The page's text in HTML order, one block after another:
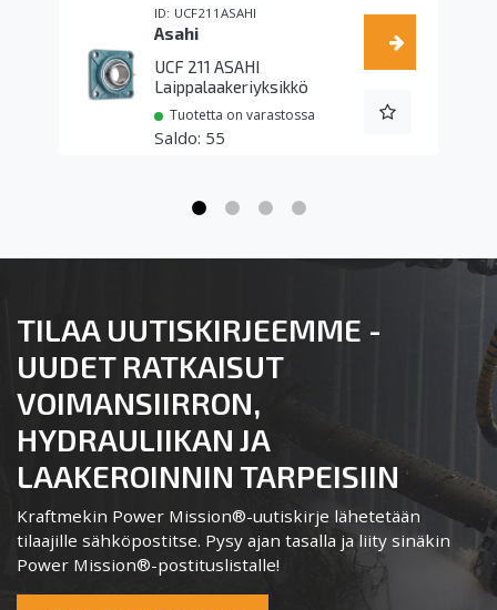
UCF211ASAHI
Asahi
UCF 211 ASAHI
Laippalaakeriyksikkö
Tuotetta on varastossa
55
TILAA UUTISKIRJEEMME -
UUDET RATKAISUT
VOIMANSIIRRON,
HYDRAULIIKAN JA
LAAKEROINNIN TARPEISIIN
Kraftmekin Power Mission®-uutiskirje lähetetään
tilaajille sähköpostitse. Pysy ajan tasalla ja liity sinäkin
Power Mission®-postituslistalle!